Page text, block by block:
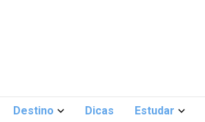
Destino Dicas Estudar